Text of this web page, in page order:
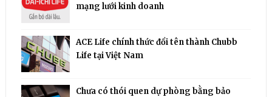
mạng lưới kinh doanh
ACE Life chính thức đổi tên thành Chubb
Life tại Việt Nam
Chưa có thói quen dự phòng bằng bảo